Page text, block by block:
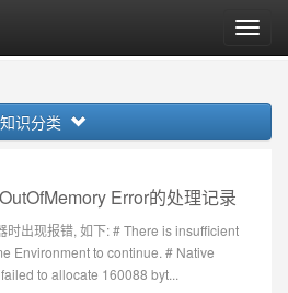
T
o
g
e
知识分类
Error的处理记录
时出现报错, 如下: # There is insufficient
Environment to continue. # Native
to allocate 160088 byt...